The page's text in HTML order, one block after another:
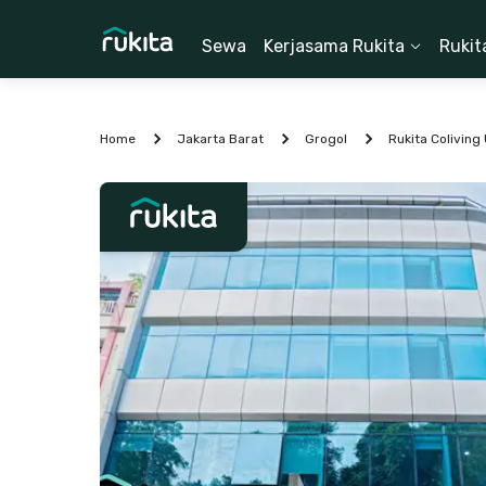
Sewa Kerjasama Rukita
Home Jakarta Barat Grogol Rukita